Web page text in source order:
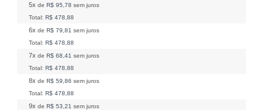
5x de R$ 95,78 sem juros
Total: R$ 478,88
6x de R$ 79,81 sem juros
Total: R$ 478,88
7x de R$ 68,41 sem juros
Total: R$ 478,88
8x de R$ 59,86 sem juros
Total: R$ 478,88
9x de R$ 53,21 sem juros